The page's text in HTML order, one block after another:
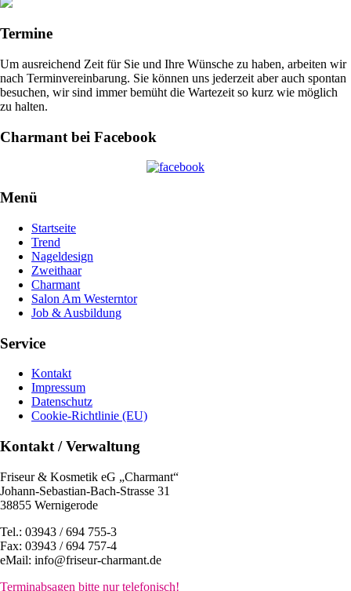
Termine
Um ausreichend Zeit für Sie und Ihre Wünsche zu haben, arbeiten wir
nach Terminvereinbarung. Sie können uns jederzeit aber auch spontan
besuchen, wir sind immer bemüht die Wartezeit so kurz wie möglich
zu halten.
Charmant bei Facebook
Menü
Startseite
Trend
Nageldesign
Zweithaar
Charmant
Salon Am Westerntor
Job & Ausbildung
Service
Kontakt
Impressum
Datenschutz
Cookie-Richtlinie (EU)
Kontakt / Verwaltung
Friseur & Kosmetik eG „Charmant“
Johann-Sebastian-Bach-Strasse 31
38855 Wernigerode
Tel.: 03943 / 694 755-3
Fax: 03943 / 694 757-4
eMail: info@friseur-charmant.de
Terminabsagen bitte nur telefonisch!